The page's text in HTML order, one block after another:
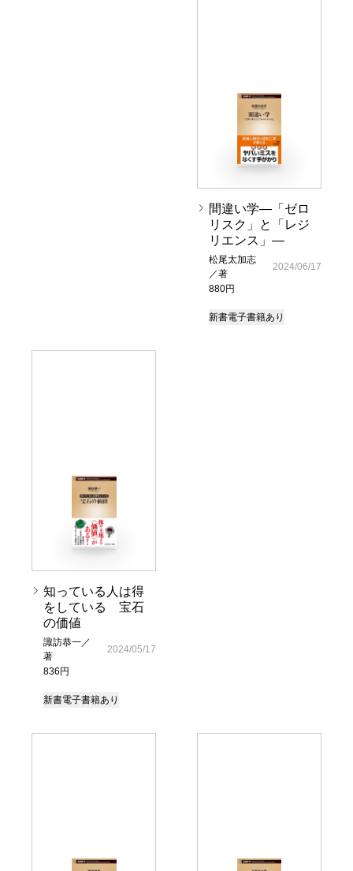
間違い学―「ゼロ
リスク」と「レジ
リエンス」―
松尾太加志
／著
880円
2024/06/17
新書電子書籍あり
知っている人は得
をしている 宝石
の価値
諏訪恭一／
著
836円
2024/05/17
新書電子書籍あり